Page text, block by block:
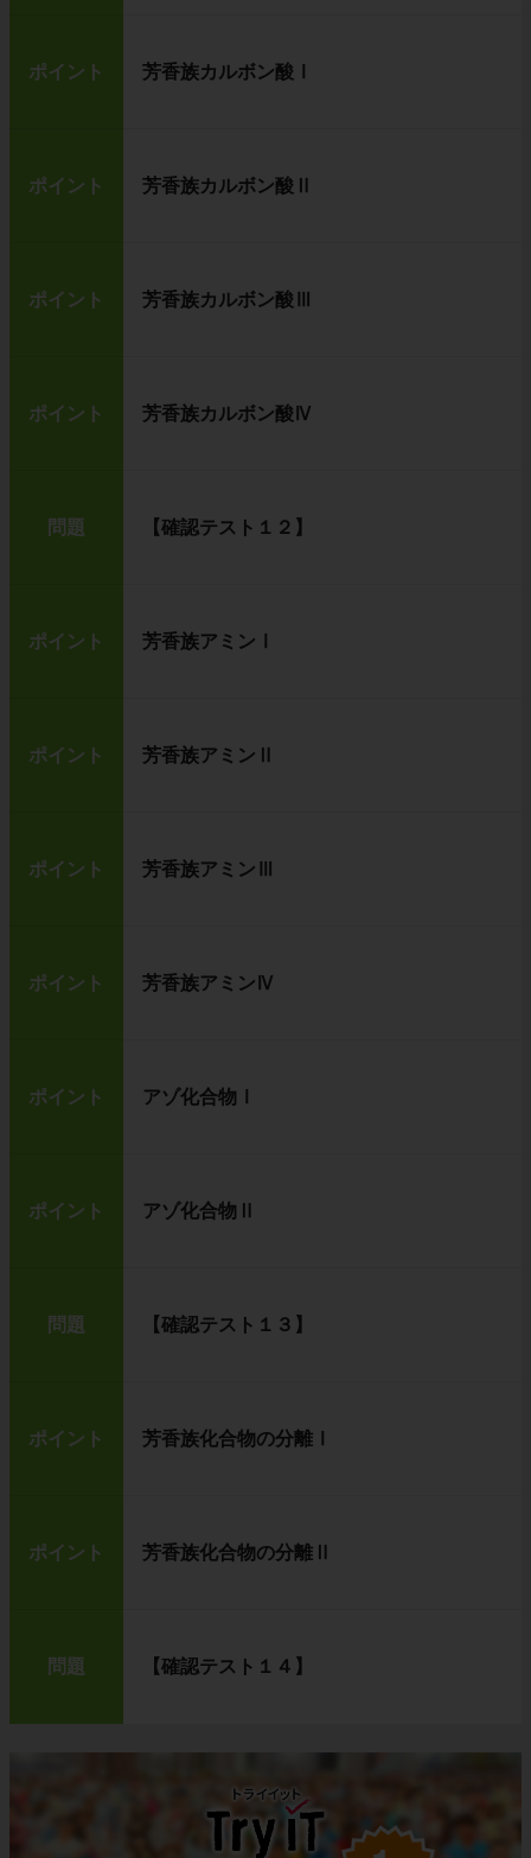
ポイント 芳香族カルボン酸Ⅰ
ポイント 芳香族カルボン酸Ⅱ
ポイント 芳香族カルボン酸Ⅲ
ポイント 芳香族カルボン酸Ⅳ
問題 【確認テスト１２】
ポイント 芳香族アミンⅠ
ポイント 芳香族アミンⅡ
ポイント 芳香族アミンⅢ
ポイント 芳香族アミンⅣ
ポイント アゾ化合物Ⅰ
ポイント アゾ化合物Ⅱ
問題 【確認テスト１３】
ポイント 芳香族化合物の分離Ⅰ
ポイント 芳香族化合物の分離Ⅱ
問題 【確認テスト１４】